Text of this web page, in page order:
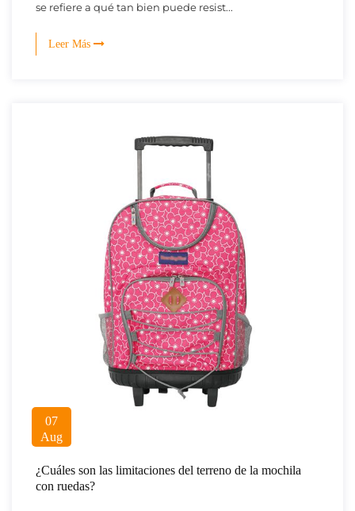
se refiere a qué tan bien puede resist...
Leer Más
07
Aug
¿Cuáles son las limitaciones del terreno de la mochila
con ruedas?